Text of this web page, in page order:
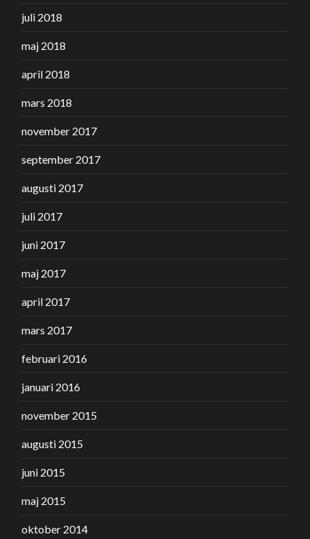
juli 2018
maj 2018
april 2018
mars 2018
november 2017
september 2017
augusti 2017
juli 2017
juni 2017
maj 2017
april 2017
mars 2017
februari 2016
januari 2016
november 2015
augusti 2015
juni 2015
maj 2015
oktober 2014